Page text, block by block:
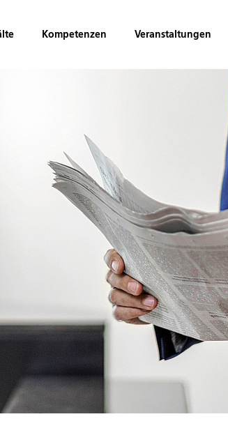
Kompetenzen Veranstaltungen